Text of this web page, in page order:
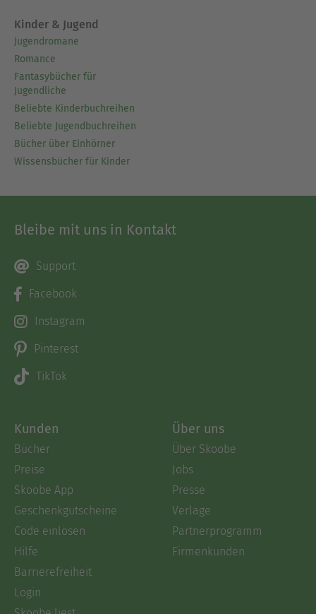
Kinder & Jugend
Jugendromane
Romance
Fantasybücher für
Jugendliche
Beliebte Kinderbuchreihen
Beliebte Jugendbuchreihen
Bücher über Einhörner
Wissensbücher für Kinder
Bleibe mit uns in Kontakt
Support
Facebook
Instagram
Pinterest
TikTok
Kunden
Bücher
Preise
Skoobe App
Geschenkgutscheine
Code einlösen
Hilfe
Barrierefreiheit
Login
Über uns
Über Skoobe
Jobs
Presse
Verlage
Partnerprogramm
Firmenkunden